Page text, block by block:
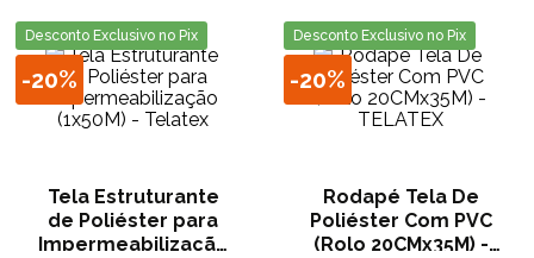
Desconto Exclusivo no Pix
-20%
Tela Estruturante
de Poliéster para
Impermeabilização
Desconto Exclusivo no Pix
-20%
Rodapé Tela De
Poliéster Com PVC
(Rolo 20CMx35M) -